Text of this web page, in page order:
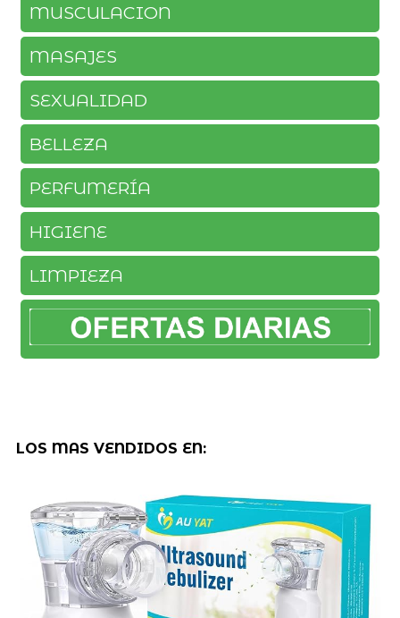
MUSCULACION
MASAJES
SEXUALIDAD
BELLEZA
PERFUMERÍA
HIGIENE
LIMPIEZA
LOS MAS VENDIDOS EN: